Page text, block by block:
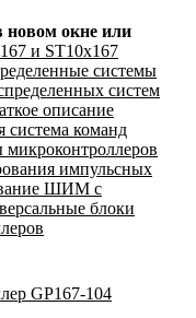
новом окне или
и ST10x167
системы
систем
описание
система команд
импульсных
ШИМ с
блоки